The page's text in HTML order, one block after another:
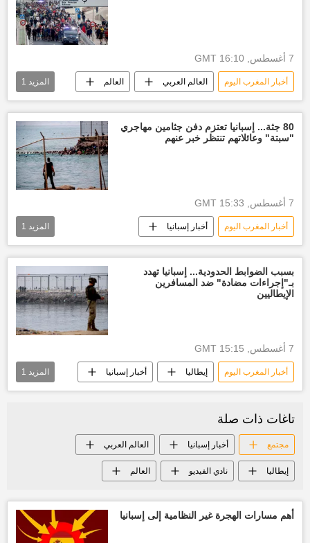
7 أغسطس, 16:10 GMT
أخبار المغرب اليوم العالم العربي العالم
أخبار إسبانيا
المزيد 1
80 جثة... إسبانيا تعتزم دفن جثامين مهاجري
"سبتة" وعائلاتهم تنتظر خبر عنهم
7 أغسطس, 15:33 GMT
أخبار المغرب اليوم أخبار إسبانيا
أخبار العالم الآن
المزيد 1
بسبب الضوابط الحدودية... إسبانيا تهدد
بـ"إجراءات مضادة" ضد المسافرين
الإيطاليين
7 أغسطس, 15:15 GMT
أخبار المغرب اليوم إيطاليا أخبار إسبانيا
أخبار العالم الآن
المزيد 1
تاغات ذات صلة
مجتمع أخبار إسبانيا العالم العربي
إيطاليا نادي الفيديو العالم
أهم مسارات الهجرة غير النظامية إلى إسبانيا